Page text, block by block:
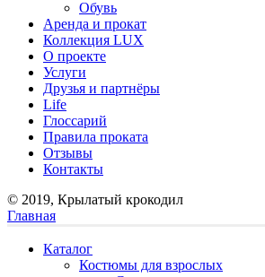
Обувь
Аренда и прокат
Коллекция LUX
О проекте
Услуги
Друзья и партнёры
Life
Глоссарий
Правила проката
Отзывы
Контакты
© 2019, Крылатый крокодил
Главная
Каталог
Костюмы для взрослых